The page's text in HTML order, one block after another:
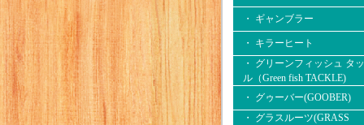
・ ギャンブラー
・ キラーヒート
・ グリーンフィッシュ タ
ル（Green fish TACKLE)
・ グゥーバー(GOOBER)
・ グラスルーツ(GRASS